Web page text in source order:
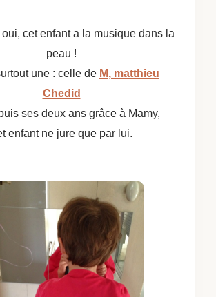
cet enfant a la musique dans la
peau !
une : celle de M, matthieu
Chedid
ses deux ans grâce à Mamy,
enfant ne jure que par lui.